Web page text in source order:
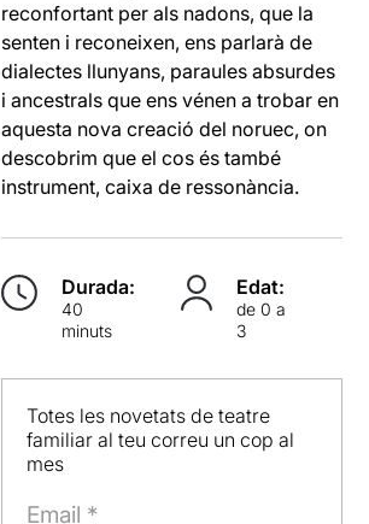
reconfortant per als nadons, que la
senten i reconeixen, ens parlarà de
dialectes llunyans, paraules absurdes
i ancestrals que ens vénen a trobar en
aquesta nova creació del noruec, on
descobrim que el cos és també
instrument, caixa de ressonància.
Durada:
40
minuts
Edat:
de 0 a
3
Totes les novetats de teatre
familiar al teu correu un cop al
mes